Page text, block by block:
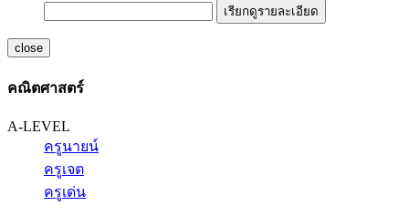
เรียกดูรายละเอียด
close
คณิตศาสตร์
A-LEVEL
ครูนายน์
ครูเจต
ครูเด่น